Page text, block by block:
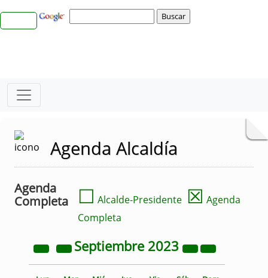
Agenda Alcaldía
Agenda
Completa
☐ Alcalde-Presidente ☒ Agenda
Completa
Septiembre 2023